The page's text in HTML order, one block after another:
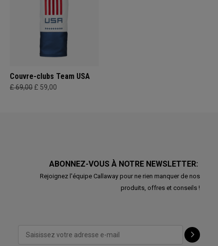
Couvre-clubs Team USA
£ 69,00 £ 59,00
ABONNEZ-VOUS À NOTRE NEWSLETTER:
Rejoignez l'équipe Callaway pour ne rien manquer de nos
produits, offres et conseils !